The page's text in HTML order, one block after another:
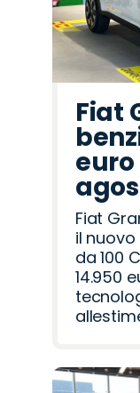
Fiat
euro
Fiat
il
da 100
14.950